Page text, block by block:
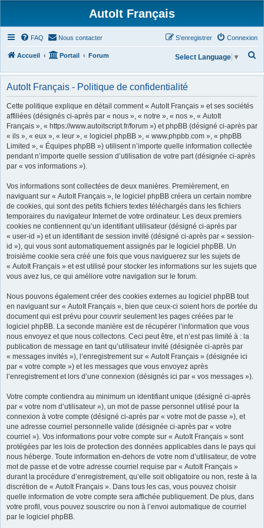
AutoIt Français
FAQ Nous contacter Connexion
S’enregistrer
Accueil Portail Forum
h
r
Select Language ▼
AutoIt Français - Politique de confidentialité
Cette politique explique en détail comment « AutoIt Français » et ses sociétés
affiliées (désignés ci-après par « nous », « notre », « nos », « AutoIt
Français », « https://www.autoitscript.fr/forum ») et phpBB (désigné ci-après par
« ils », « eux », « leur », « logiciel phpBB », « www.phpbb.com », « phpBB
Limited », « Équipes phpBB ») utilisent n’importe quelle information collectée
pendant n’importe quelle session d’utilisation de votre part (désignée ci-après
par « vos informations »).
Vos informations sont collectées de deux manières. Premièrement, en
naviguant sur « AutoIt Français », le logiciel phpBB créera un certain nombre
de cookies, qui sont des petits fichiers textes téléchargés dans les fichiers
temporaires du navigateur Internet de votre ordinateur. Les deux premiers
cookies ne contiennent qu’un identifiant utilisateur (désigné ci-après par
« user-id ») et un identifiant de session invité (désigné ci-après par « session-
id »), qui vous sont automatiquement assignés par le logiciel phpBB. Un
troisième cookie sera créé une fois que vous naviguerez sur les sujets de
« AutoIt Français » et est utilisé pour stocker les informations sur les sujets que
vous avez lus, ce qui améliore votre navigation sur le forum.
Nous pouvons également créer des cookies externes au logiciel phpBB tout
en naviguant sur « AutoIt Français », bien que ceux-ci soient hors de portée du
document qui est prévu pour couvrir seulement les pages créées par le
logiciel phpBB. La seconde manière est de récupérer l’information que vous
nous envoyez et que nous collectons. Ceci peut être, et n’est pas limité à : la
publication de message en tant qu’utilisateur invité (désignée ci-après par
« messages invités »), l’enregistrement sur « AutoIt Français » (désignée ici
par « votre compte ») et les messages que vous envoyez après
l’enregistrement et lors d’une connexion (désignés ici par « vos messages »).
Votre compte contiendra au minimum un identifiant unique (désigné ci-après
par « votre nom d’utilisateur »), un mot de passe personnel utilisé pour la
connexion à votre compte (désigné ci-après par « votre mot de passe »), et
une adresse courriel personnelle valide (désignée ci-après par « votre
courriel »). Vos informations pour votre compte sur « AutoIt Français » sont
protégées par les lois de protection des données applicables dans le pays qui
nous héberge. Toute information en-dehors de votre nom d’utilisateur, de votre
mot de passe et de votre adresse courriel requise par « AutoIt Français »
durant la procédure d’enregistrement, qu’elle soit obligatoire ou non, reste à la
discrétion de « AutoIt Français ». Dans tous les cas, vous pouvez choisir
quelle information de votre compte sera affichée publiquement. De plus, dans
votre profil, vous pouvez souscrire ou non à l’envoi automatique de courriel
par le logiciel phpBB.